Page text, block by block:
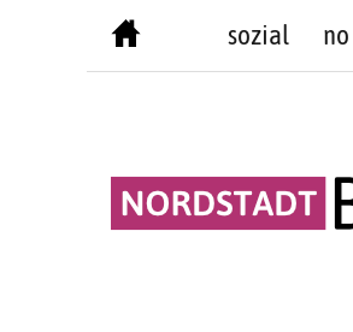
sozial